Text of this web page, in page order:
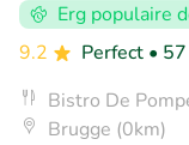
Erg populaire
9.2
Perfect •
Bistro De
Brugge (0km)